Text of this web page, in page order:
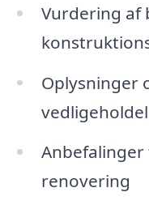
Vurdering af
Oplysninger
renovering